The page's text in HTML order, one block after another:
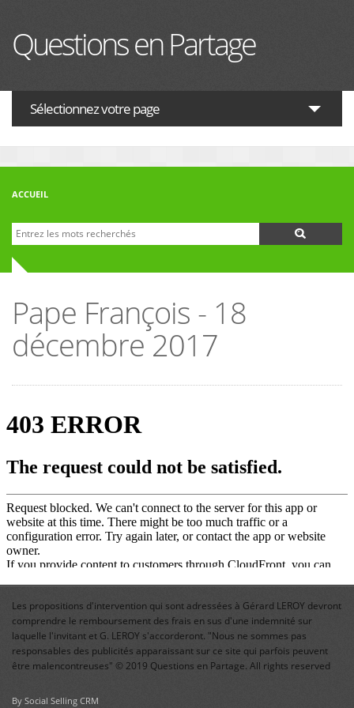
Questions en Partage
Sélectionnez votre page
ACTUALITES
FORUM
ACCUEIL
Formulaire de recherche
Recherche
Pape François - 18
décembre 2017
Les propositions d'intervention qui sont adressées à Gérard LEROY devront
comprendre le remboursement des frais en sus d'une indemnité sur
laquelle l'invitant et G. LEROY s'accorderont. "Nous ne sommes pas
responsables des publicités apparaissant sur ce site qui parfois peuvent
être malencontreuses" © 2019 Questions en Partage. All rights reserved
By Social Selling CRM